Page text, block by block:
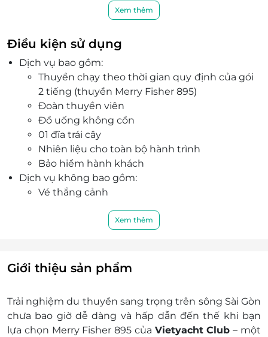
nhân uy tín, cung cấp các mẫu du thuyền sang
trọng đến từ Pháp, mang đến trải nghiệm đẳng
cấp cho khách hàng.
Đội ngũ chuyên nghiệp: Từ thuyền trưởng đến
nhân viên phục vụ, tất cả đều được đào tạo bài
bản, đảm bảo an toàn và sự hài lòng cho du
khách.
Xem thêm
Điều kiện sử dụng
Dịch vụ bao gồm:
Thuyền chạy theo thời gian quy định của gói
2 tiếng (thuyền Merry Fisher 895)
Đoàn thuyền viên
Đồ uống không cồn
01 đĩa trái cây
Nhiên liệu cho toàn bộ hành trình
Bảo hiểm hành khách
Dịch vụ không bao gồm:
Vé thắng cảnh
Hướng dẫn viên
Thời gian áp dụng: 02 giờ/ 01 voucher/ 01 thuyền/
tối đa 06 khách
Lịch trình và các dịch vụ phát sinh:
Lịch trình và các dịch vụ phát sinh khác
Xem thêm
Giới thiệu sản phẩm
Trải nghiệm du thuyền sang trọng trên sông Sài Gòn
chưa bao giờ dễ dàng và hấp dẫn đến thế khi bạn
lựa chọn Merry Fisher 895 của Vietyacht Club – một